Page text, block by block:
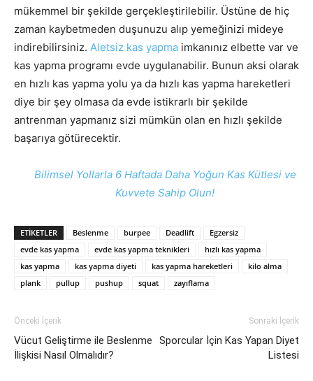
mükemmel bir şekilde gerçekleştirilebilir. Üstüne de hiç
zaman kaybetmeden duşunuzu alıp yemeğinizi mideye
indirebilirsiniz. Aletsiz kas yapma imkanınız elbette var ve
kas yapma programı evde uygulanabilir. Bunun aksi olarak
en hızlı kas yapma yolu ya da hızlı kas yapma hareketleri
diye bir şey olmasa da evde istikrarlı bir şekilde
antrenman yapmanız sizi mümkün olan en hızlı şekilde
başarıya götürecektir.
Bilimsel Yollarla 6 Haftada Daha Yoğun Kas Kütlesi ve
Kuvvete Sahip Olun!
ETIKETLER Beslenme burpee Deadlift
Egzersiz
evde kas yapma
evde kas yapma teknikleri
hızlı kas yapma
kas yapma
kas yapma diyeti kas yapma hareketleri
kilo alma
plank
pullup pushup squat zayıflama
Önceki İçerik
Vücut Geliştirme ile Beslenme
İlişkisi Nasıl Olmalıdır?
Sonraki İçerik
Sporcular İçin Kas Yapan Diyet
Listesi